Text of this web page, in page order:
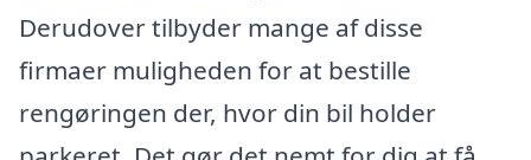
Derudover tilbyder mange af disse
firmaer muligheden for at bestille
rengøringen der, hvor din bil holder